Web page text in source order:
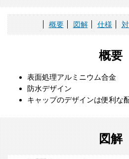
概要 図解 仕様
概要
表面処理アルミニウム合金
防水デザイン
キャップのデザインは便利な
図解